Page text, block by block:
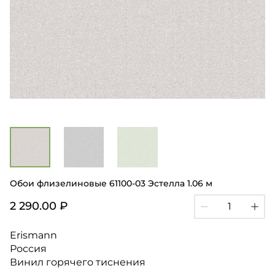
Обои флизелиновые 61100-03 Эстелла 1.06 м
2 290.00 ₽
Erismann
Россия
Винил горячего тиснения